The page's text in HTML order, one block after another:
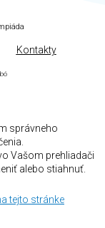
Kontakty
správneho
Vašom prehliadači
alebo stiahnuť.
tejto stránke